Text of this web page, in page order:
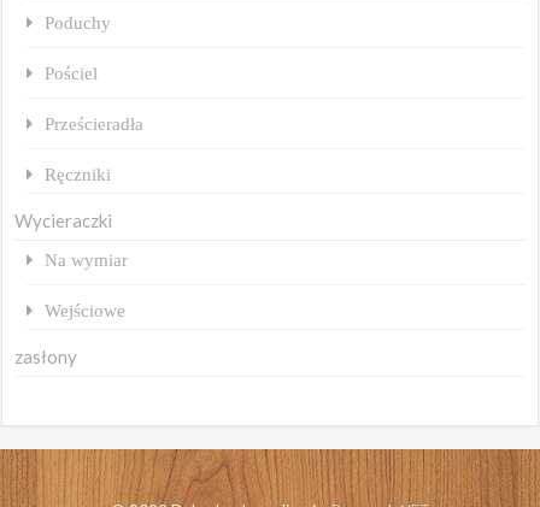
Poduchy
Pościel
Prześcieradła
Ręczniki
Wycieraczki
Na wymiar
Wejściowe
zasłony